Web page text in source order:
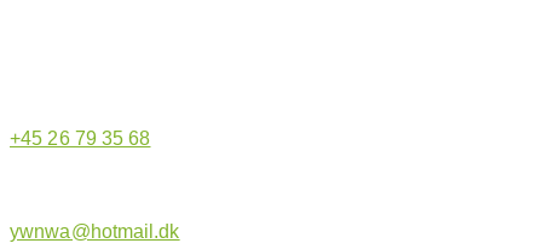
+45 26 79 35 68
ywnwa@hotmail.dk